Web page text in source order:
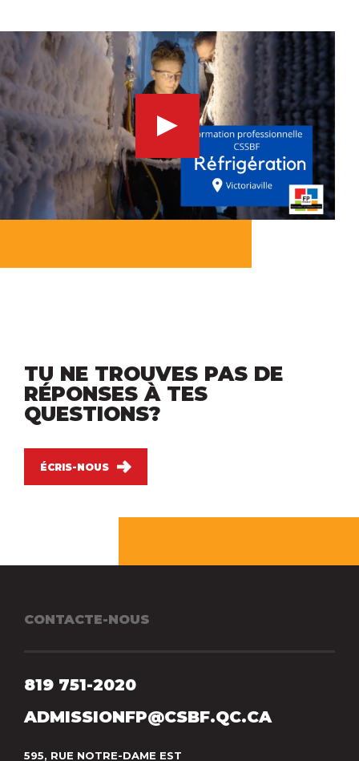
TU NE TROUVES PAS DE
RÉPONSES À TES
QUESTIONS?
ÉCRIS-NOUS
CONTACTE-NOUS
819 751-2020
ADMISSIONFP@CSBF.QC.CA
595, RUE NOTRE-DAME EST